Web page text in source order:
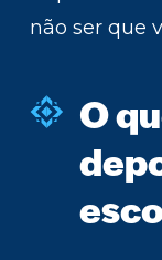
não ser que
O